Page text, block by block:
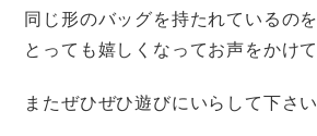
同じ形のバッグを持たれているの
とっても嬉しくなってお声をかけ
またぜひぜひ遊びにいらして下さ